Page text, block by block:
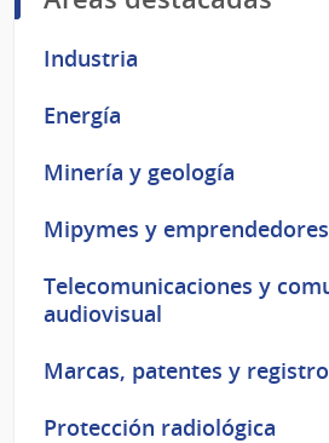
Industria
Energía
Minería y geología
Mipymes y emprendedores
Telecomunicaciones y
audiovisual
Marcas, patentes y
Protección radiológica